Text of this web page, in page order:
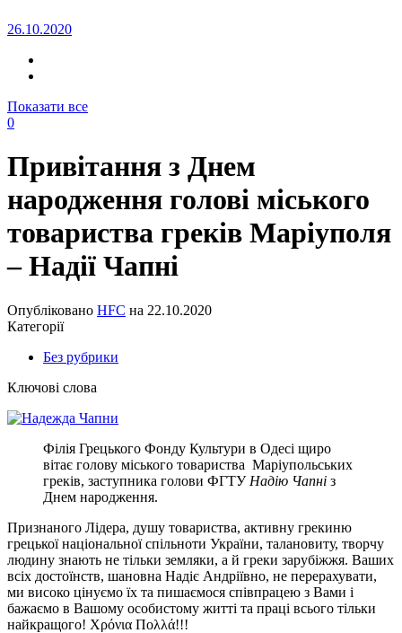
26.10.2020
Показати все
0
Привітання з Днем
народження голові міського
товариства греків Маріуполя
– Надії Чапні
Опубліковано HFC на 22.10.2020
Категорії
Без рубрики
Ключові слова
Філія Грецького Фонду Культури в Одесі щиро
вітає голову міського товариства Маріупольських
греків, заступника голови ФГТУ Надію Чапні з
Днем народження.
Признаного Лідера, душу товариства, активну грекиню
грецької національної спільноти України, талановиту, творчу
людину знають не тільки земляки, а й греки зарубіжжя. Ваших
всіх достоїнств, шановна Надіє Андріївно, не перерахувати,
ми високо цінуємо їх та пишаємося співпрацею з Вами і
бажаємо в Вашому особистому житті та праці всього тільки
найкращого! Χρόνια Πολλά!!!